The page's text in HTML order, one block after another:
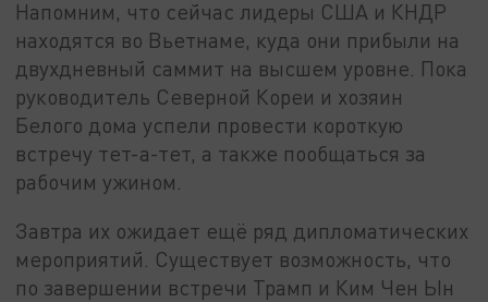
Напомним, что сейчас лидеры США и КНДР
находятся во Вьетнаме, куда они прибыли на
двухдневный саммит на высшем уровне. Пока
руководитель Северной Кореи и хозяин
Белого дома успели провести короткую
встречу тет-а-тет, а также пообщаться за
рабочим ужином.
Завтра их ожидает ещё ряд дипломатических
мероприятий. Существует возможность, что
по завершении встречи Трамп и Ким Чен Ын